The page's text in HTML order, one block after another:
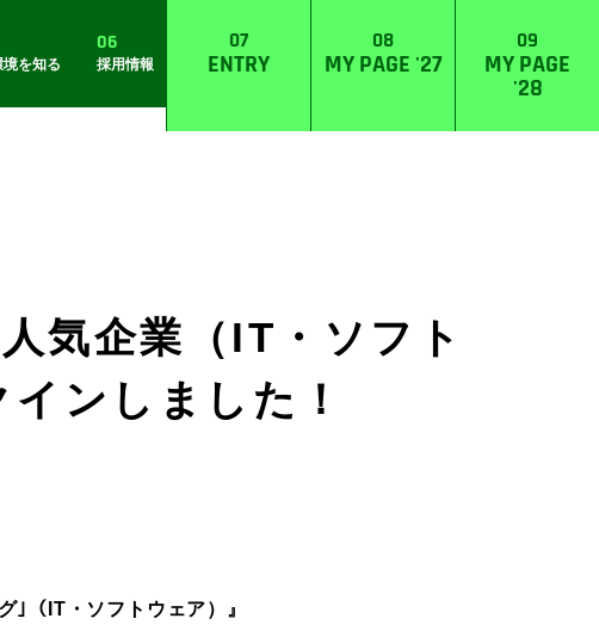
07
ENTRY
08
MY PAGE '27
09
MY PAGE
'28
を知る
06
採用情報
気企業（IT・ソフト
ンしました！
｣（IT・ソフトウェア）』